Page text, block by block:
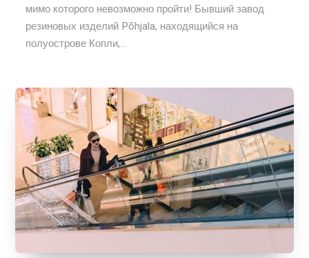
мимо которого невозможно пройти! Бывший завод
резиновых изделий Põhjala, находящийся на
полуострове Копли,...